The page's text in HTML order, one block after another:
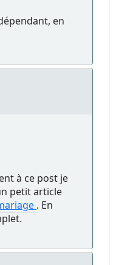
en
à ce post je
petit article
. En